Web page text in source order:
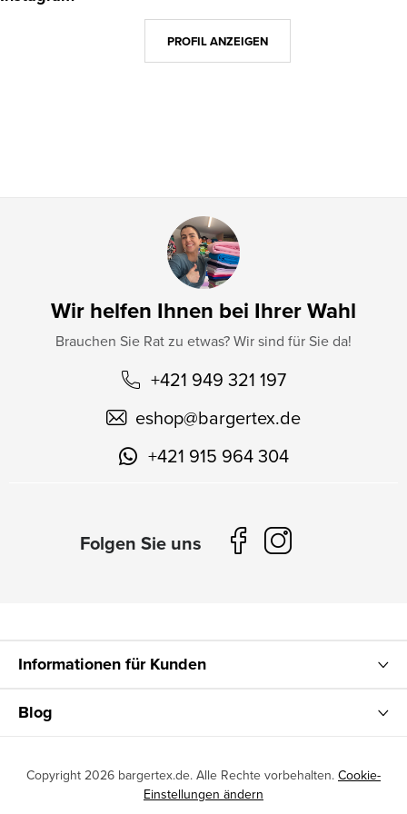
Wir helfen Ihnen bei Ihrer Wahl
Brauchen Sie Rat zu etwas? Wir sind für Sie da!
+421 949 321 197
eshop@bargertex.de
+421 915 964 304
PROFIL ANZEIGEN
Informationen für Kunden
Blog
Copyright 2026 bargertex.de. Alle Rechte vorbehalten. Cookie-
Einstellungen ändern